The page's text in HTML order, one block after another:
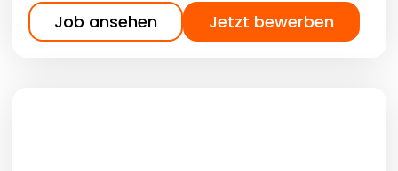
Job ansehen Jetzt bewerben